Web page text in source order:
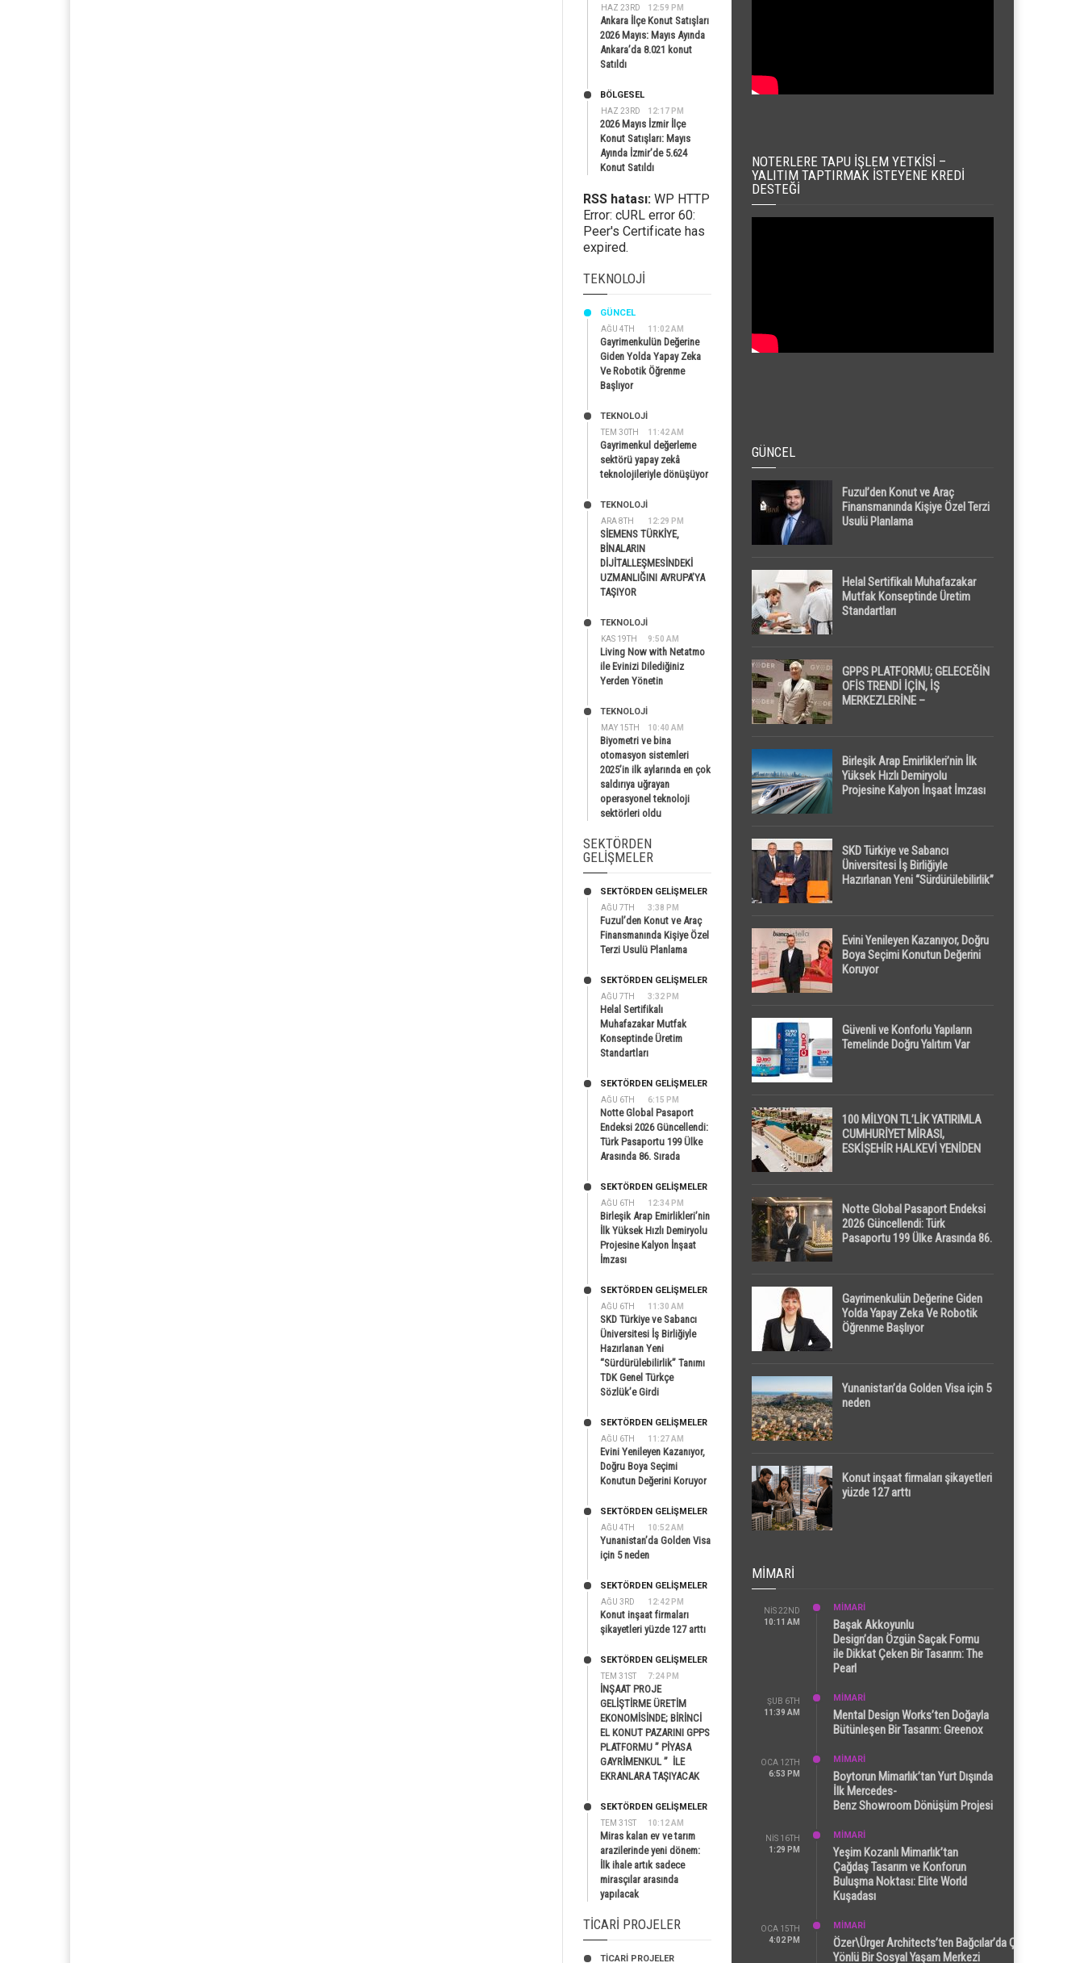
HAZ 23RD 12:59 PM
Ankara İlçe Konut Satışları
2026 Mayıs: Mayıs Ayında
Ankara’da 8.021 konut
Satıldı
HAZ 23RD 12:17 PM
BÖLGESEL
2026 Mayıs İzmir İlçe
Konut Satışları: Mayıs
Ayında İzmir’de 5.624
Konut Satıldı
RSS hatası: WP HTTP
Error: cURL error 60:
Peer's Certificate has
expired.
TEKNOLOJI
AĞU 4TH 11:02 AM
GÜNCEL
Gayrimenkulün Değerine
Giden Yolda Yapay Zeka
Ve Robotik Öğrenme
Başlıyor
TEM 30TH 11:42 AM
TEKNOLOJİ
Gayrimenkul değerleme
sektörü yapay zekâ
teknolojileriyle dönüşüyor
ARA 8TH 12:29 PM
TEKNOLOJİ
SİEMENS TÜRKİYE,
BİNALARIN
DİJİTALLEŞMESİNDEKİ
UZMANLIĞINI AVRUPA’YA
TAŞIYOR
KAS 19TH 9:50 AM
TEKNOLOJİ
Living Now with Netatmo
ile Evinizi Dilediğiniz
Yerden Yönetin
MAY 15TH 10:40 AM
TEKNOLOJİ
Biyometri ve bina
otomasyon sistemleri
2025’in ilk aylarında en çok
saldırıya uğrayan
operasyonel teknoloji
sektörleri oldu
SEKTÖRDEN
GELIŞMELER
AĞU 7TH 3:38 PM
SEKTÖRDEN GELIŞMELER
Fuzul’den Konut ve Araç
Finansmanında Kişiye Özel
Terzi Usulü Planlama
AĞU 7TH 3:32 PM
SEKTÖRDEN GELIŞMELER
Helal Sertifikalı
Muhafazakar Mutfak
Konseptinde Üretim
Standartları
AĞU 6TH 6:15 PM
SEKTÖRDEN GELIŞMELER
Notte Global Pasaport
Endeksi 2026 Güncellendi:
Türk Pasaportu 199 Ülke
Arasında 86. Sırada
AĞU 6TH 12:34 PM
SEKTÖRDEN GELIŞMELER
Birleşik Arap Emirlikleri’nin
İlk Yüksek Hızlı Demiryolu
Projesine Kalyon İnşaat
İmzası
AĞU 6TH 11:30 AM
SEKTÖRDEN GELIŞMELER
SKD Türkiye ve Sabancı
Üniversitesi İş Birliğiyle
Hazırlanan Yeni
“Sürdürülebilirlik” Tanımı
TDK Genel Türkçe
Sözlük’e Girdi
AĞU 6TH 11:27 AM
SEKTÖRDEN GELIŞMELER
Evini Yenileyen Kazanıyor,
Doğru Boya Seçimi
Konutun Değerini Koruyor
AĞU 4TH 10:52 AM
SEKTÖRDEN GELIŞMELER
Yunanistan’da Golden Visa
için 5 neden
AĞU 3RD 12:42 PM
SEKTÖRDEN GELIŞMELER
Konut inşaat firmaları
şikayetleri yüzde 127 arttı
TEM 31ST 7:24 PM
SEKTÖRDEN GELIŞMELER
İNŞAAT PROJE
GELİŞTİRME ÜRETİM
EKONOMİSİNDE; BİRİNCİ
EL KONUT PAZARINI GPPS
PLATFORMU ” PİYASA
GAYRİMENKUL ” İLE
EKRANLARA TAŞIYACAK
TEM 31ST 10:12 AM
SEKTÖRDEN GELIŞMELER
Miras kalan ev ve tarım
arazilerinde yeni dönem:
İlk ihale artık sadece
mirasçılar arasında
yapılacak
TICARI PROJELER
TİCARİ PROJELER
NOTERLERE TAPU İŞLEM YETKISI –
YALITIM TAPTIRMAK İSTEYENE KREDI
DESTEĞI
GÜNCEL
Fuzul’den Konut ve Araç
Finansmanında Kişiye Özel Terzi
Usulü Planlama
Helal Sertifikalı Muhafazakar
Mutfak Konseptinde Üretim
Standartları
GPPS PLATFORMU; GELECEĞİN
OFİS TRENDİ İÇİN, İŞ
MERKEZLERİNE –
Birleşik Arap Emirlikleri’nin İlk
Yüksek Hızlı Demiryolu
Projesine Kalyon İnşaat İmzası
SKD Türkiye ve Sabancı
Üniversitesi İş Birliğiyle
Hazırlanan Yeni “Sürdürülebilirlik”
Evini Yenileyen Kazanıyor, Doğru
Boya Seçimi Konutun Değerini
Koruyor
Güvenli ve Konforlu Yapıların
Temelinde Doğru Yalıtım Var
100 MİLYON TL’LİK YATIRIMLA
CUMHURİYET MİRASI,
ESKİŞEHİR HALKEVİ YENİDEN
Notte Global Pasaport Endeksi
2026 Güncellendi: Türk
Pasaportu 199 Ülke Arasında 86.
Gayrimenkulün Değerine Giden
Yolda Yapay Zeka Ve Robotik
Öğrenme Başlıyor
Yunanistan’da Golden Visa için 5
neden
Konut inşaat firmaları şikayetleri
yüzde 127 arttı
MIMARI
NIS 22ND
10:11 AM
MİMARİ
Başak Akkoyunlu
Design’dan Özgün Saçak Formu
ile Dikkat Çeken Bir Tasarım: The
Pearl
ŞUB 6TH
11:39 AM
MİMARİ
Mental Design Works’ten Doğayla
Bütünleşen Bir Tasarım: Greenox
OCA 12TH
6:53 PM
MİMARİ
Boytorun Mimarlık’tan Yurt Dışında
İlk Mercedes-
Benz Showroom Dönüşüm Projesi
NIS 16TH
1:29 PM
MİMARİ
Yeşim Kozanlı Mimarlık’tan
Çağdaş Tasarım ve Konforun
Buluşma Noktası: Elite World
Kuşadası
OCA 15TH
4:02 PM
MİMARİ
Özer\Ürger Architects’ten Bağcılar’da Çok
Yönlü Bir Sosyal Yaşam Merkezi